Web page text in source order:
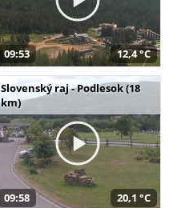
09:53 12,4 °C
Slovenský raj - Podlesok (18
km)
09:58 20,1 °C